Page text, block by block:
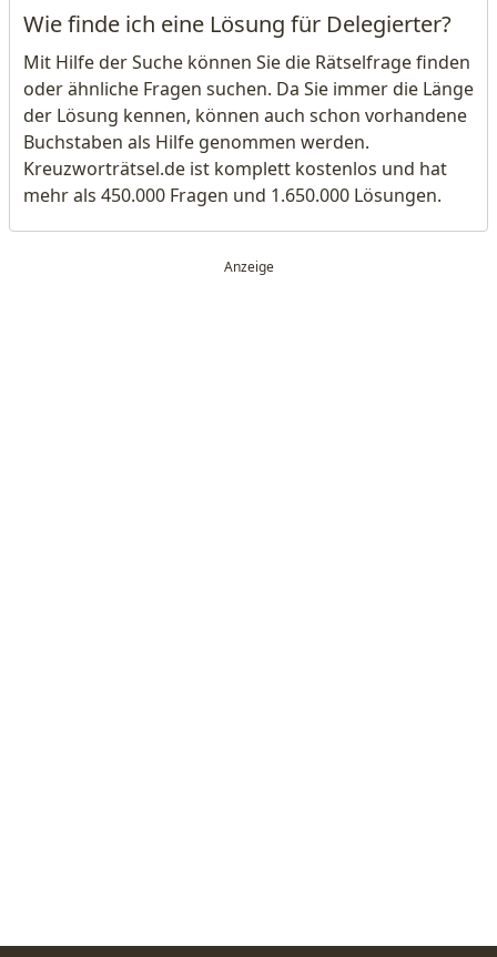
Wie finde ich eine Lösung für Delegierter?
Mit Hilfe der Suche können Sie die Rätselfrage finden
oder ähnliche Fragen suchen. Da Sie immer die Länge
der Lösung kennen, können auch schon vorhandene
Buchstaben als Hilfe genommen werden.
Kreuzworträtsel.de ist komplett kostenlos und hat
mehr als 450.000 Fragen und 1.650.000 Lösungen.